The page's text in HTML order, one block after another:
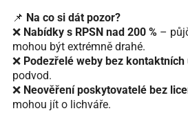
📌 Na co si dát pozor?
❌ Nabídky s RPSN nad 200 %–
mohou být extrémně drahé.
❌ Podezřelé weby bez kontaktních
podvod.
❌ Neověření poskytovatelé bez
mohou jít o lichváře.